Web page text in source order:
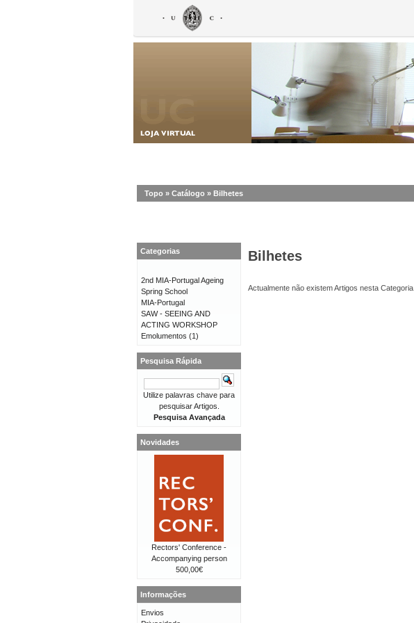
Topo » Catálogo » Bilhetes
Bilhetes
Actualmente não existem Artigos nesta Categoria.
Categorias
2nd MIA-Portugal Ageing
Spring School
MIA-Portugal
SAW - SEEING AND
ACTING WORKSHOP
Emolumentos (1)
Pesquisa Rápida
Utilize palavras chave para
pesquisar Artigos.
Pesquisa Avançada
Novidades
Rectors' Conference -
Accompanying person
500,00€
Informações
Envios